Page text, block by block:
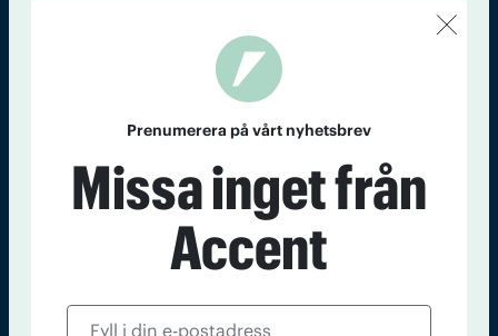
Chefredaktör och ansvarig utgivare: Barbro Janson Lundkvist,
barbro@a4.se.
Kontakt Om Tidningen Tidningsarkiv In English
Läs tidigare
Accent
Prenumerera på vårt nyhetsbrev
Missa inget från
Accent